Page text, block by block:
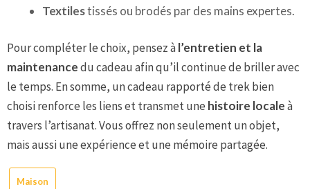
Textilestissés ou brodés par des mains expertes.
Pour compléter le choix, pensez àl’entretien et la
maintenancedu cadeau afin qu’il continue de briller avec
le temps. En somme, un cadeau rapporté de trek bien
choisi renforce les liens et transmet une histoire localeà
travers l’artisanat. Vous offrez non seulement un objet,
mais aussi une expérience et une mémoire partagée.
Maison